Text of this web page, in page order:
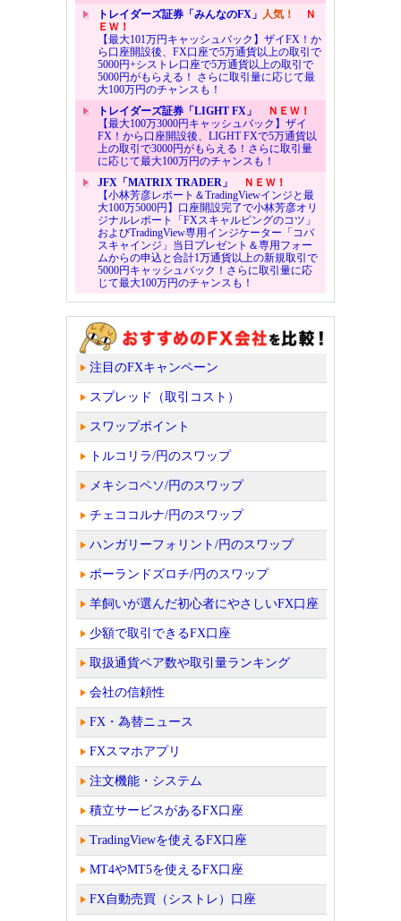
トレイダーズ証券「みんなのFX」 人気！
Ｎ
ＥＷ！
【最大101万円キャッシュバック】ザイFX！か
ら口座開設後、FX口座で5万通貨以上の取引で
5000円+シストレ口座で5万通貨以上の取引で
5000円がもらえる！ さらに取引量に応じて最
大100万円のチャンスも！
トレイダーズ証券「LIGHT FX」
ＮＥＷ！
【最大100万3000円キャッシュバック】ザイ
FX！から口座開設後、LIGHT FXで5万通貨以
上の取引で3000円がもらえる！さらに取引量
に応じて最大100万円のチャンスも！
JFX「MATRIX TRADER」
ＮＥＷ！
【小林芳彦レポート＆TradingViewインジと最
大100万5000円】口座開設完了で小林芳彦オリ
ジナルレポート「FXスキャルピングのコツ」
およびTradingView専用インジケーター「コバ
スキャインジ」当日プレゼント＆専用フォー
ムからの申込と合計1万通貨以上の新規取引で
5000円キャッシュバック！さらに取引量に応
じて最大100万円のチャンスも！
注目のFXキャンペーン
スプレッド（取引コスト）
スワップポイント
トルコリラ/円のスワップ
メキシコペソ/円のスワップ
チェココルナ/円のスワップ
ハンガリーフォリント/円のスワップ
ポーランドズロチ/円のスワップ
羊飼いが選んだ初心者にやさしいFX口座
少額で取引できるFX口座
取扱通貨ペア数や取引量ランキング
会社の信頼性
FX・為替ニュース
FXスマホアプリ
注文機能・システム
積立サービスがあるFX口座
TradingViewを使えるFX口座
MT4やMT5を使えるFX口座
FX自動売買（シストレ）口座